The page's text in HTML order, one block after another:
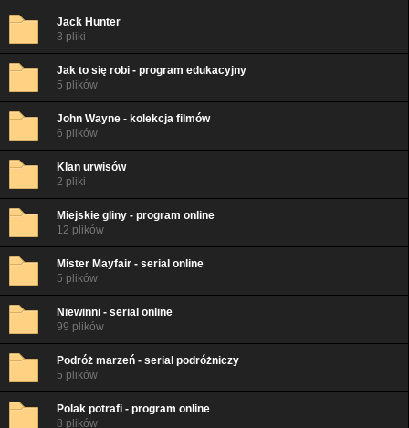
Jack Hunter
3 pliki
Jak to się robi - program edukacyjny
5 plików
John Wayne - kolekcja filmów
6 plików
Klan urwisów
2 pliki
Miejskie gliny - program online
12 plików
Mister Mayfair - serial online
5 plików
Niewinni - serial online
99 plików
Podróż marzeń - serial podróżniczy
5 plików
Polak potrafi - program online
8 plików